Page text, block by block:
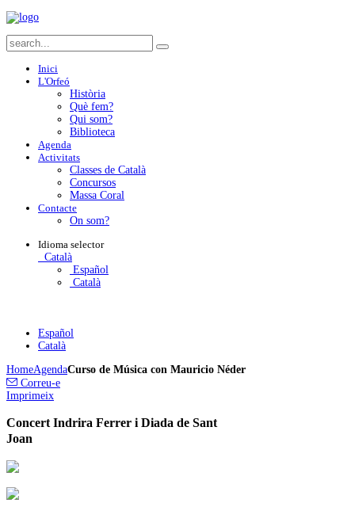
Inici
L'Orfeó
Història
Què fem?
Qui som?
Biblioteca
Agenda
Activitats
Classes de Català
Concursos
Massa Coral
Contacte
On som?
Idioma selector
Català
Español
Català
Español
Català
HomeAgendaCurso de Música con Mauricio Néder
Correu-e
Imprimeix
Concert Indrira Ferrer i Diada de Sant
Joan